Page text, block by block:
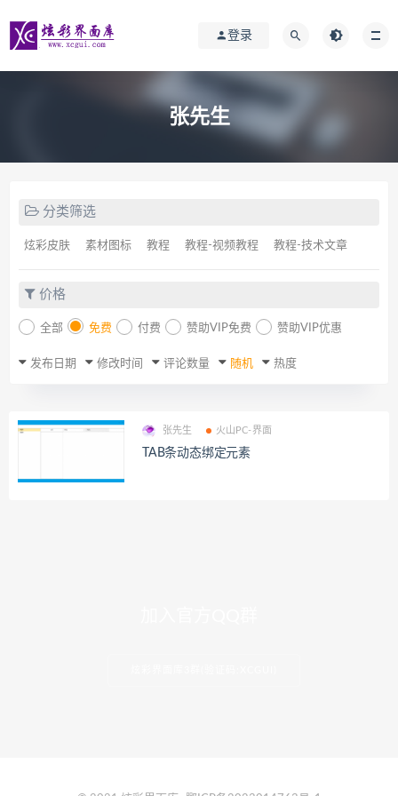
登录
张先生
分类筛选
炫彩皮肤 素材图标 教程 教程-视频教程 教程-技术文章
价格
全部 免费 付费 赞助VIP免费 赞助VIP优惠
发布日期 修改时间 评论数量 随机 热度
张先生 火山PC-界面
TAB条动态绑定元素